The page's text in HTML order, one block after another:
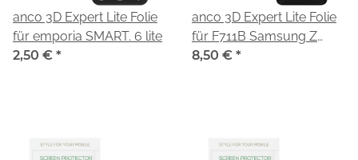
anco 3D Expert Lite Folie
für emporia SMART. 6 lite
2,50 € *
anco 3D Expert Lite Folie
für F711B Samsung Z
Flip3
8,50 € *